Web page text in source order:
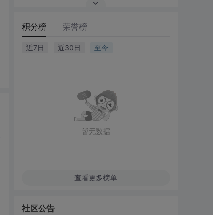
积分榜 荣誉榜
近7日 近30日 至今
暂无数据
查看更多榜单
社区公告